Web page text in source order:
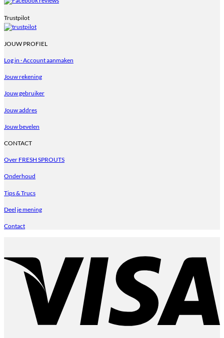
Trustpilot
JOUW PROFIEL
Log in · Account aanmaken
Jouw rekening
Jouw gebruiker
Jouw addres
Jouw bevelen
CONTACT
Over FRESH SPROUTS
Onderhoud
Tips & Trucs
Deel je mening
Contact